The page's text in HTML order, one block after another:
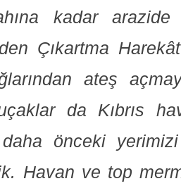
kadar arazide
Çıkartma
ateş
da Kıbrıs
daha önceki
Havan ve top